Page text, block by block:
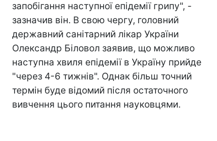
запобігання наступної епідемії грипу", -
зазначив він. В свою чергу, головний
державний санітарний лікар України
Олександр Біловол заявив, що можливо
наступна хвиля епідемії в Україну прийде
"через 4-6 тижнів". Однак більш точний
термін буде відомий після остаточного
вивчення цього питання науковцями.